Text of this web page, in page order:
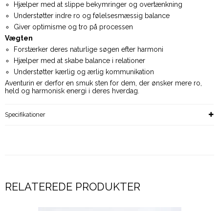
Hjælper med at slippe bekymringer og overtænkning
Understøtter indre ro og følelsesmæssig balance
Giver optimisme og tro på processen
Vægten
Forstærker deres naturlige søgen efter harmoni
Hjælper med at skabe balance i relationer
Understøtter kærlig og ærlig kommunikation
Aventurin er derfor en smuk sten for dem, der ønsker mere ro,
held og harmonisk energi i deres hverdag.
Specifikationer
RELATEREDE PRODUKTER